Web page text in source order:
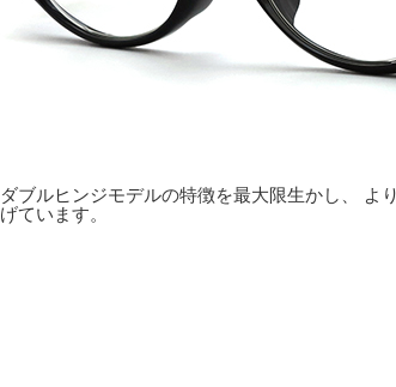
ダブルヒンジモデルの特徴を最大限生かし、 よ
げています。